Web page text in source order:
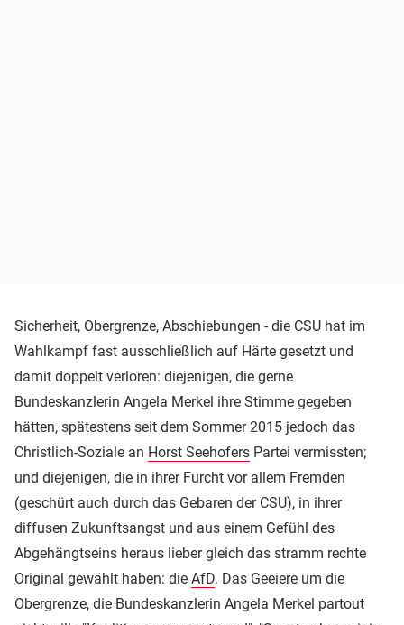
Sicherheit, Obergrenze, Abschiebungen - die CSU hat im
Wahlkampf fast ausschließlich auf Härte gesetzt und
damit doppelt verloren: diejenigen, die gerne
Bundeskanzlerin Angela Merkel ihre Stimme gegeben
hätten, spätestens seit dem Sommer 2015 jedoch das
Christlich-Soziale an Horst Seehofers Partei vermissten;
und diejenigen, die in ihrer Furcht vor allem Fremden
(geschürt auch durch das Gebaren der CSU), in ihrer
diffusen Zukunftsangst und aus einem Gefühl des
Abgehängtseins heraus lieber gleich das stramm rechte
Original gewählt haben: die AfD. Das Geeiere um die
Obergrenze, die Bundeskanzlerin Angela Merkel partout